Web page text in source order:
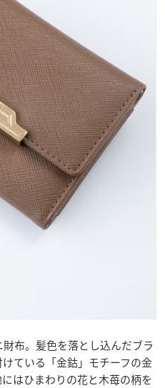
布。髪色を落とし込んだブラ
ている「金鈷」モチーフの金
はひまわりの花と木苺の柄を